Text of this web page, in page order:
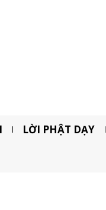
LỜI PHẬT DẠY